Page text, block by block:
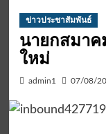
ข่าวประชาสัมพันธ์
นายกสมาค
ใหม่
admin1 07/08/